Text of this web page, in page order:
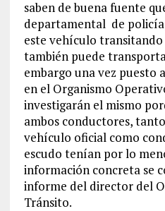
saben de buena fuente
departamental de
este vehículo transitando
también puede
embargo una vez puesto
en el Organismo
investigarán el mismo
ambos conductores,
vehículo oficial como
escudo tenían por lo
información concreta se
informe del director del
Tránsito.